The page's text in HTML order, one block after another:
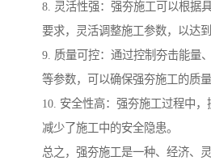
8. 灵活性强：强夯施工可以根据
要求，灵活调整施工参数，以达到
9. 质量可控：通过控制夯击能量
等参数，可以确保强夯施工的质量
10. 安全性高：强夯施工过程中，
减少了施工中的安全隐患。
总之，强夯施工是一种、经济、